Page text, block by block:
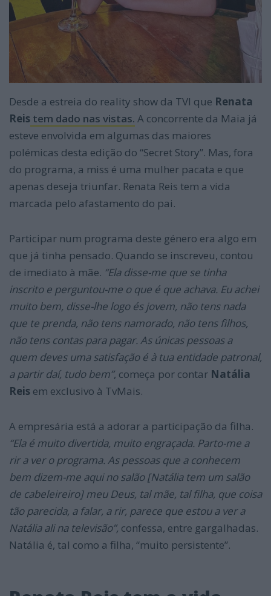
Desde a estreia do reality show da TVI que Renata
Reis tem dado nas vistas. A concorrente da Maia já
esteve envolvida em algumas das maiores
polémicas desta edição do “Secret Story”. Mas, fora
do programa, a miss é uma mulher pacata e que
apenas deseja triunfar. Renata Reis tem a vida
marcada pelo afastamento do pai.
Participar num programa deste género era algo em
que já tinha pensado. Quando se inscreveu, contou
de imediato à mãe. “Ela disse-me que se tinha
inscrito e perguntou-me o que é que achava. Eu achei
muito bem, disse-lhe logo és jovem, não tens nada
que te prenda, não tens namorado, não tens filhos,
não tens contas para pagar. As únicas pessoas a
quem deves uma satisfação é à tua entidade patronal,
a partir daí, tudo bem”, começa por contar Natália
Reis em exclusivo à TvMais.
A empresária está a adorar a participação da filha.
“Ela é muito divertida, muito engraçada. Parto-me a
rir a ver o programa. As pessoas que a conhecem
bem dizem-me aqui no salão [Natália tem um salão
de cabeleireiro] meu Deus, tal mãe, tal filha, que coisa
tão parecida, a falar, a rir, parece que estou a ver a
Natália ali na televisão”, confessa, entre gargalhadas.
Natália é, tal como a filha, “muito persistente”.